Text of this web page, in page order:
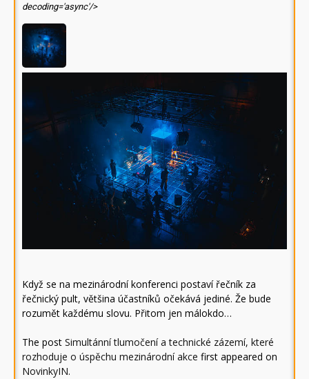
decoding='async'/>
Když se na mezinárodní konferenci postaví řečník za
řečnický pult, většina účastníků očekává jediné. Že bude
rozumět každému slovu. Přitom jen málokdo…
The post Simultánní tlumočení a technické zázemí, které
rozhoduje o úspěchu mezinárodní akce first appeared on
NovinkyIN.